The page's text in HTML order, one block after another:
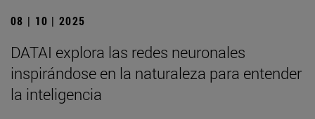
08 | 10 | 2025
DATAI explora las redes neuronales
inspirándose en la naturaleza para entender
la inteligencia